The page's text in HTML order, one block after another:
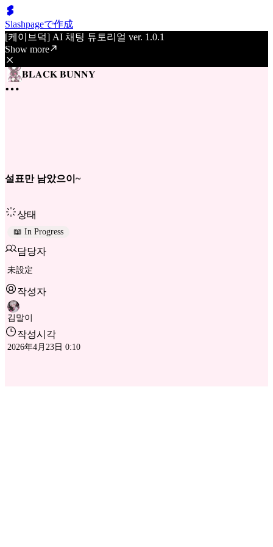
Slashpageで作成
[케이브덕] AI 채팅 튜토리얼 ver. 1.0.1
Show more
𝐁𝐋𝐀𝐂𝐊 𝐁𝐔𝐍𝐍𝐘
설표만 남았으이~
상태
📖 In Progress
담당자
未設定
작성자
김말이
작성시각
2026年4月23日 0:10